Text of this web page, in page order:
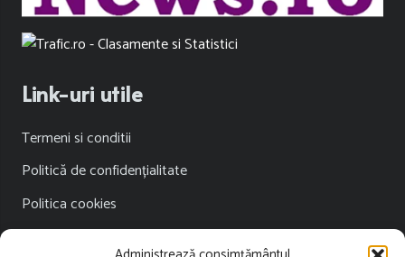
Link-uri utile
Termeni si conditii
Politică de confidențialitate
Politica cookies
Publicitate